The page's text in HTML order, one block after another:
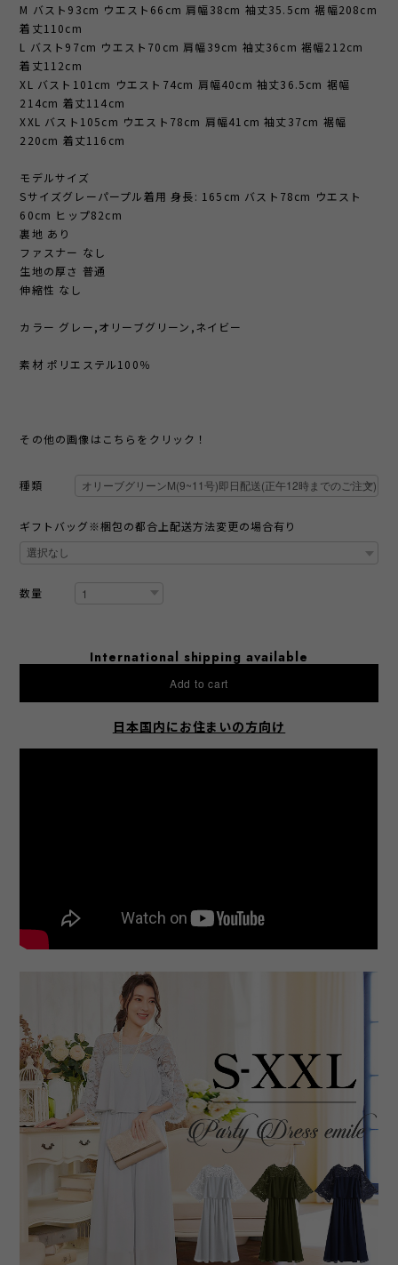
M バスト93cm ウエスト66cm 肩幅38cm 袖丈35.5cm 裾幅208cm
着丈110cm
L バスト97cm ウエスト70cm 肩幅39cm 袖丈36cm 裾幅212cm
着丈112cm
XL バスト101cm ウエスト74cm 肩幅40cm 袖丈36.5cm 裾幅
214cm 着丈114cm
XXL バスト105cm ウエスト78cm 肩幅41cm 袖丈37cm 裾幅
220cm 着丈116cm
モデルサイズ
Sサイズグレーパープル着用 身長: 165cm バスト78cm ウエスト
60cm ヒップ82cm
裏地 あり
ファスナー なし
生地の厚さ 普通
伸縮性 なし
カラー グレー,オリーブグリーン,ネイビー
素材 ポリエステル100％
その他の画像はこちらをクリック！
種類
ギフトバッグ※梱包の都合上配送方法変更の場合有り
数量
International shipping available
Add to cart
日本国内にお住まいの方向け